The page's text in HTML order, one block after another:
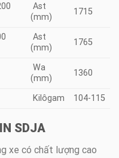
Ast
(mm)
1715
Ast
(mm)
1765
Wa
(mm)
1360
Kilôgam 104-115
SDJA
xe có chất lượng cao